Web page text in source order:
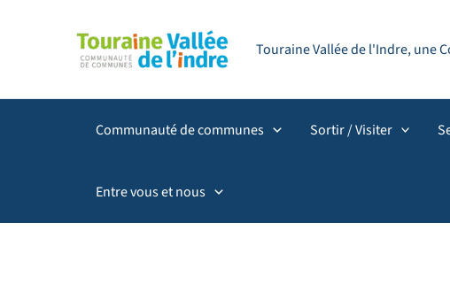
Touraine Vallée de l'Indre, une
Communauté de communes Sortir / Visiter
Entre vous et nous
les
publications
catégorie